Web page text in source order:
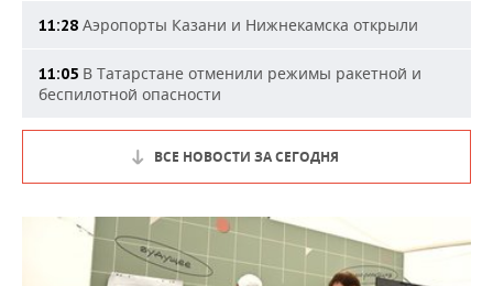
11:28 Аэропорты Казани и Нижнекамска открыли
11:05 В Татарстане отменили режимы ракетной и
беспилотной опасности
ВСЕ НОВОСТИ ЗА СЕГОДНЯ